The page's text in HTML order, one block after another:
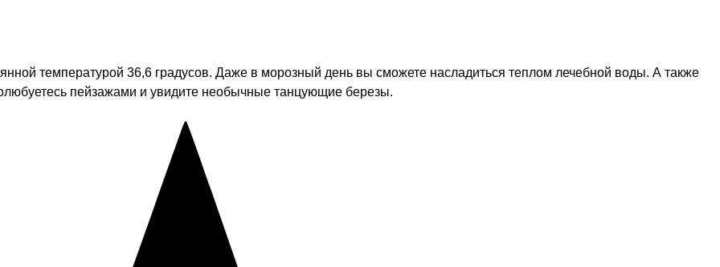
температурой 36,6 градусов. Даже в морозный день вы сможете насладиться теплом лечебной воды. А также
пейзажами и увидите необычные танцующие березы.